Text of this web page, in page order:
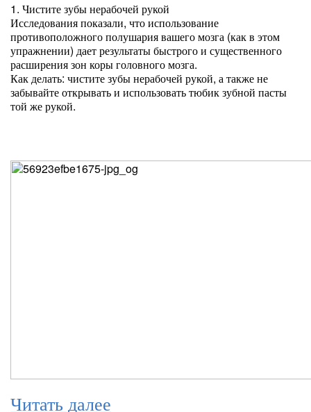
1. Чистите зубы нерабочей рукой
Исследования показали, что использование
противоположного полушария вашего мозга (как в этом
упражнении) дает результаты быстрого и существенного
расширения зон коры головного мозга.
Как делать: чистите зубы нерабочей рукой, а также не
забывайте открывать и использовать тюбик зубной пасты
той же рукой.
Читать далее